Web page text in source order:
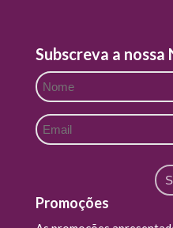
Subscreva a
Promoções